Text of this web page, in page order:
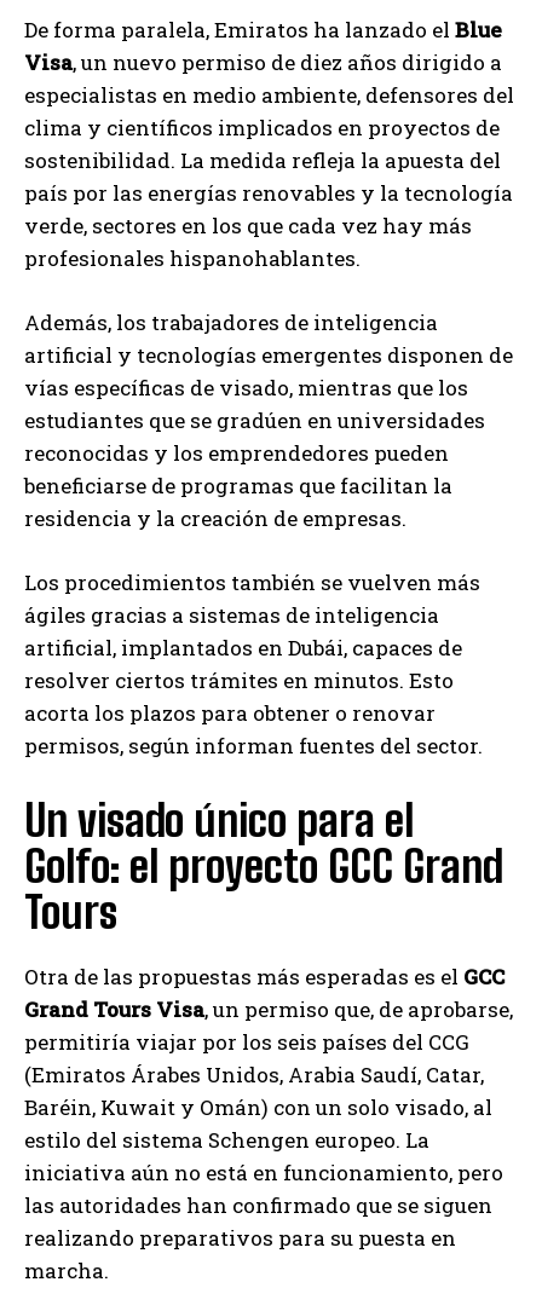
De forma paralela, Emiratos ha lanzado el Blue
Visa, un nuevo permiso de diez años dirigido a
especialistas en medio ambiente, defensores del
clima y científicos implicados en proyectos de
sostenibilidad. La medida refleja la apuesta del
país por las energías renovables y la tecnología
verde, sectores en los que cada vez hay más
profesionales hispanohablantes.
Además, los trabajadores de inteligencia
artificial y tecnologías emergentes disponen de
vías específicas de visado, mientras que los
estudiantes que se gradúen en universidades
reconocidas y los emprendedores pueden
beneficiarse de programas que facilitan la
residencia y la creación de empresas.
Los procedimientos también se vuelven más
ágiles gracias a sistemas de inteligencia
artificial, implantados en Dubái, capaces de
resolver ciertos trámites en minutos. Esto
acorta los plazos para obtener o renovar
permisos, según informan fuentes del sector.
Un visado único para el
Golfo: el proyecto GCC Grand
Tours
Otra de las propuestas más esperadas es el GCC
Grand Tours Visa, un permiso que, de aprobarse,
permitiría viajar por los seis países del CCG
(Emiratos Árabes Unidos, Arabia Saudí, Catar,
Baréin, Kuwait y Omán) con un solo visado, al
estilo del sistema Schengen europeo. La
iniciativa aún no está en funcionamiento, pero
las autoridades han confirmado que se siguen
realizando preparativos para su puesta en
marcha.